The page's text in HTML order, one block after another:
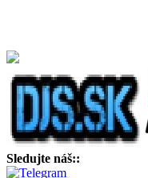
Sledujte náš::